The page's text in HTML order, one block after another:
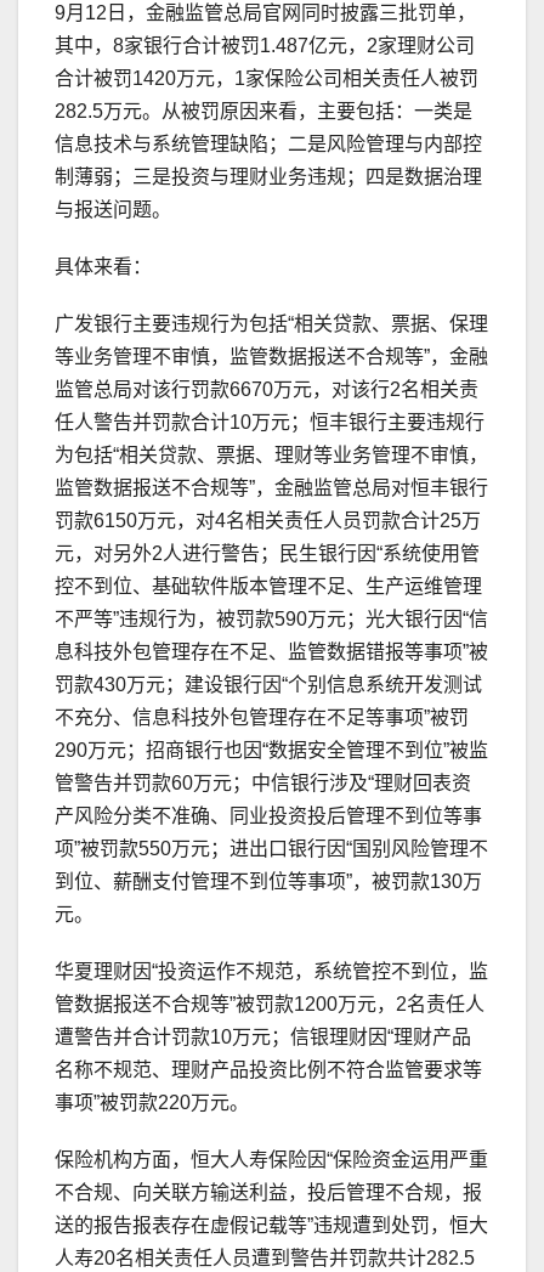
9月12日，金融监管总局官网同时披露三批罚单，
其中，8家银行合计被罚1.487亿元，2家理财公司
合计被罚1420万元，1家保险公司相关责任人被罚
282.5万元。从被罚原因来看，主要包括：一类是
信息技术与系统管理缺陷；二是风险管理与内部控
制薄弱；三是投资与理财业务违规；四是数据治理
与报送问题。
具体来看：
广发银行主要违规行为包括“相关贷款、票据、保理
等业务管理不审慎，监管数据报送不合规等”，金融
监管总局对该行罚款6670万元，对该行2名相关责
任人警告并罚款合计10万元；恒丰银行主要违规行
为包括“相关贷款、票据、理财等业务管理不审慎，
监管数据报送不合规等”，金融监管总局对恒丰银行
罚款6150万元，对4名相关责任人员罚款合计25万
元，对另外2人进行警告；民生银行因“系统使用管
控不到位、基础软件版本管理不足、生产运维管理
不严等”违规行为，被罚款590万元；光大银行因“信
息科技外包管理存在不足、监管数据错报等事项”被
罚款430万元；建设银行因“个别信息系统开发测试
不充分、信息科技外包管理存在不足等事项”被罚
290万元；招商银行也因“数据安全管理不到位”被监
管警告并罚款60万元；中信银行涉及“理财回表资
产风险分类不准确、同业投资投后管理不到位等事
项”被罚款550万元；进出口银行因“国别风险管理不
到位、薪酬支付管理不到位等事项”，被罚款130万
元。
华夏理财因“投资运作不规范，系统管控不到位，监
管数据报送不合规等”被罚款1200万元，2名责任人
遭警告并合计罚款10万元；信银理财因“理财产品
名称不规范、理财产品投资比例不符合监管要求等
事项”被罚款220万元。
保险机构方面，恒大人寿保险因“保险资金运用严重
不合规、向关联方输送利益，投后管理不合规，报
送的报告报表存在虚假记载等”违规遭到处罚，恒大
人寿20名相关责任人员遭到警告并罚款共计282.5